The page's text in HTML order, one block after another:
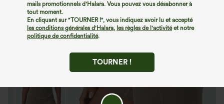
mails promotionnels d'Halara. Vous pouvez vous désabonner à
tout moment.
En cliquant sur "TOURNER !", vous indiquez avoir lu et accepté
les conditions générales d'Halara, les règles de l'activitéet notre
politique de confidentialité.
TOURNER !